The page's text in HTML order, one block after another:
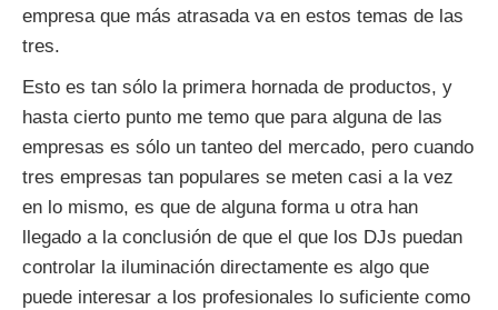
empresa que más atrasada va en estos temas de las
tres.
Esto es tan sólo la primera hornada de productos, y
hasta cierto punto me temo que para alguna de las
empresas es sólo un tanteo del mercado, pero cuando
tres empresas tan populares se meten casi a la vez
en lo mismo, es que de alguna forma u otra han
llegado a la conclusión de que el que los DJs puedan
controlar la iluminación directamente es algo que
puede interesar a los profesionales lo suficiente como